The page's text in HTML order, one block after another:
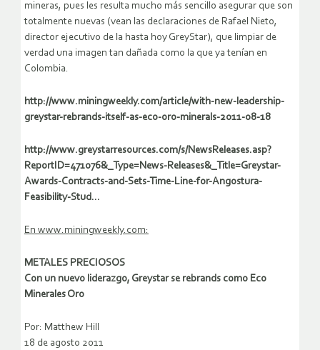
mineras, pues les resulta mucho más sencillo asegurar que son
totalmente nuevas (vean las declaraciones de Rafael Nieto,
director ejecutivo de la hasta hoy GreyStar), que limpiar de
verdad una imagen tan dañada como la que ya tenían en
Colombia.
http://www.miningweekly.com/article/with-new-leadership-
greystar-rebrands-itself-as-eco-oro-minerals-2011-08-18
http://www.greystarresources.com/s/NewsReleases.asp?
ReportID=471076&_Type=News-Releases&_Title=Greystar-
Awards-Contracts-and-Sets-Time-Line-for-Angostura-
Feasibility-Stud…
En www.miningweekly.com:
METALES PRECIOSOS
Con un nuevo liderazgo, Greystar se rebrands como Eco
Minerales Oro
Por: Matthew Hill
18 de agosto 2011